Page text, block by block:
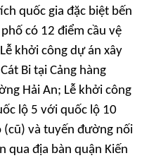
quốc gia đặc biệt bến
có 12 điểm cầu vệ
khởi công dự án xây
Bi tại Cảng hàng
Hải An; Lễ khởi công
lộ 5 với quốc lộ 10
và tuyến đường nối
qua địa bàn quận Kiến